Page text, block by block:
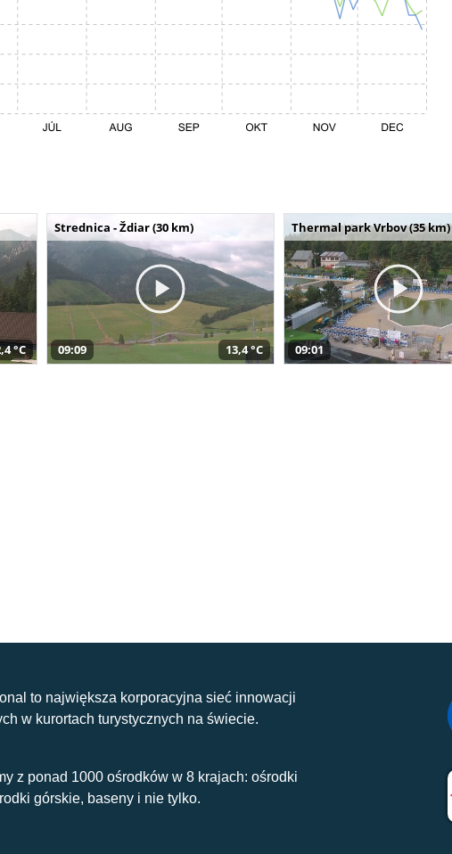
°C
Strednica - Ždiar (30 km)
09:09 13,4 °C
Thermal park Vrbov (35 km)
09:01
to największa korporacyjna sieć innowacji
w kurortach turystycznych na świecie.
z ponad 1000 ośrodków w 8 krajach: ośrodki
górskie, baseny i nie tylko.